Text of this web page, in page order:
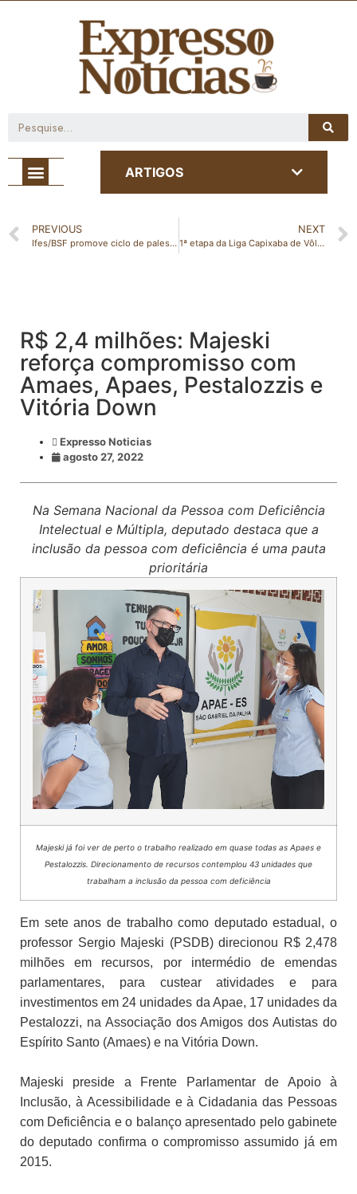
ARTIGOS
PREVIOUS
Ifes/BSF promove ciclo de palestras sobre empreendedorismo em parceria com o Sebrae
NEXT
1ª etapa da Liga Capixaba de Vôlei será no próximo domingo (28) no ginásio do Shell
R$ 2,4 milhões: Majeski
reforça compromisso com
Amaes, Apaes, Pestalozzis e
Vitória Down
Expresso Noticias
agosto 27, 2022
Na Semana Nacional da Pessoa com Deficiência
Intelectual e Múltipla, deputado destaca que a
inclusão da pessoa com deficiência é uma pauta
prioritária
Majeski já foi ver de perto o trabalho realizado em quase todas as Apaes e
Pestalozzis. Direcionamento de recursos contemplou 43 unidades que
trabalham a inclusão da pessoa com deficiência
Em sete anos de trabalho como deputado estadual, o
professor Sergio Majeski (PSDB) direcionou R$ 2,478
milhões em recursos, por intermédio de emendas
parlamentares, para custear atividades e para
investimentos em 24 unidades da Apae, 17 unidades da
Pestalozzi, na Associação dos Amigos dos Autistas do
Espírito Santo (Amaes) e na Vitória Down.
Majeski preside a Frente Parlamentar de Apoio à
Inclusão, à Acessibilidade e à Cidadania das Pessoas
com Deficiência e o balanço apresentado pelo gabinete
do deputado confirma o compromisso assumido já em
2015.